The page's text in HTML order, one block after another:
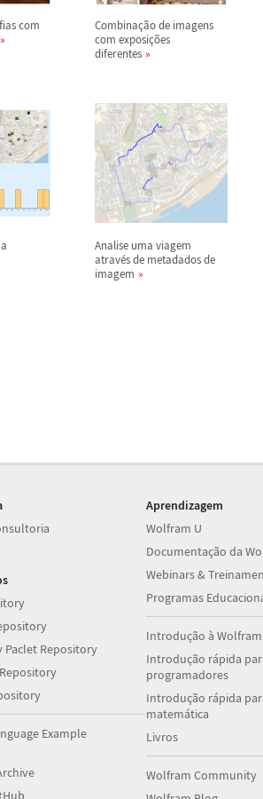
com
Combinação de imagens
com exposições
diferentes
Analise uma viagem
através de metadados de
imagem
Repository
Example
Aprendizagem
Wolfram U
Documentação da
Webinars &
Programas
Introdução à
Introdução rápida
programadores
Introdução rápida
matemática
Livros
Wolfram Community